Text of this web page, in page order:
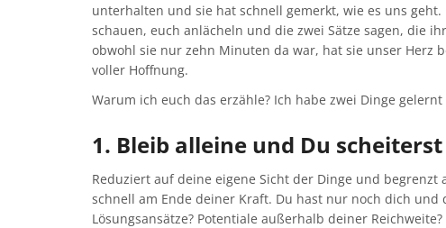
unterhalten und sie hat schnell gemerkt, wie es uns
schauen, euch anlächeln und die zwei Sätze sagen, die
obwohl sie nur zehn Minuten da war, hat sie unser Herz
voller Hoffnung.
Warum ich euch das erzähle? Ich habe zwei Dinge
1. Bleib alleine und Du
Reduziert auf deine eigene Sicht der Dinge und
schnell am Ende deiner Kraft. Du hast nur noch dich
Lösungsansätze? Potentiale außerhalb deiner